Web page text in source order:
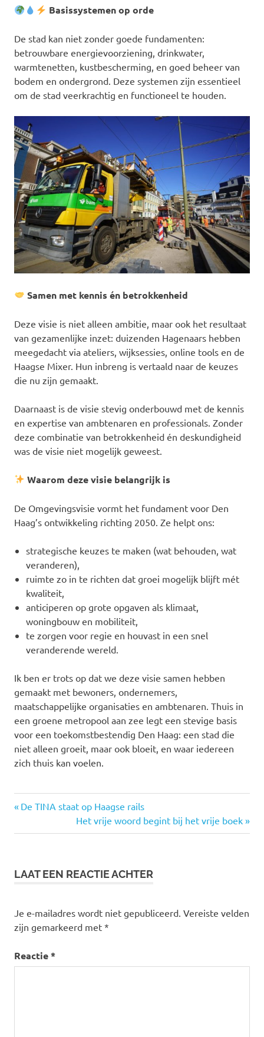
Basissystemen op orde
De stad kan niet zonder goede fundamenten:
betrouwbare energievoorziening, drinkwater,
warmtenetten, kustbescherming, en goed beheer van
bodem en ondergrond. Deze systemen zijn essentieel
om de stad veerkrachtig en functioneel te houden.
Samen met kennis én betrokkenheid
Deze visie is niet alleen ambitie, maar ook het resultaat
van gezamenlijke inzet: duizenden Hagenaars hebben
meegedacht via ateliers, wijksessies, online tools en de
Haagse Mixer. Hun inbreng is vertaald naar de keuzes
die nu zijn gemaakt.
Daarnaast is de visie stevig onderbouwd met de kennis
en expertise van ambtenaren en professionals. Zonder
deze combinatie van betrokkenheid én deskundigheid
was de visie niet mogelijk geweest.
Waarom deze visie belangrijk is
De Omgevingsvisie vormt het fundament voor Den
Haag’s ontwikkeling richting 2050. Ze helpt ons:
strategische keuzes te maken (wat behouden, wat
veranderen),
ruimte zo in te richten dat groei mogelijk blijft mét
kwaliteit,
anticiperen op grote opgaven als klimaat,
woningbouw en mobiliteit,
te zorgen voor regie en houvast in een snel
veranderende wereld.
Ik ben er trots op dat we deze visie samen hebben
gemaakt met bewoners, ondernemers,
maatschappelijke organisaties en ambtenaren. Thuis in
een groene metropool aan zee legt een stevige basis
voor een toekomstbestendig Den Haag: een stad die
niet alleen groeit, maar ook bloeit, en waar iedereen
zich thuis kan voelen.
Bericht
navigatie
Vorige
De TINA staat op Haagse rails
Volgende
bericht:
Het vrije woord begint bij het vrije boek
LAAT EEN REACTIE ACHTER
Je e-mailadres wordt niet gepubliceerd. Vereiste velden
zijn gemarkeerd met *
Reactie*